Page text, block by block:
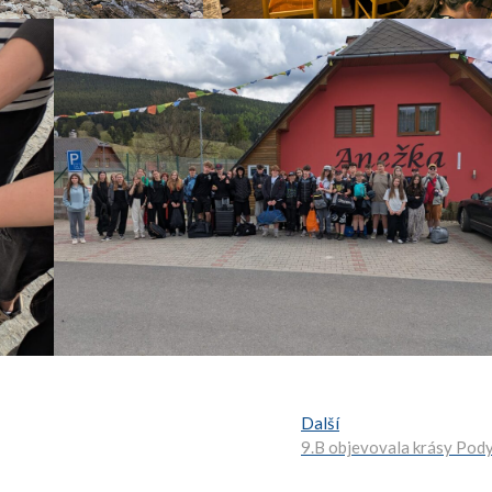
DalšíDalší:
9.B objevovala krásy